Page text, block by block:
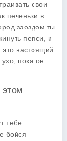
свои
печеньки в
заездом ты
пепси, и
это настоящий
пока он
этом
тебе
бойся